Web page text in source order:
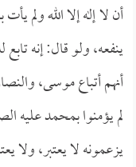
أن لا إله إلا الله ولم
ينفعه، ولو قال: إنه
أنهم أتباع موسى،
لم يؤمنوا بمحمد عليه
يزعمونه لا يعتبر، ولا